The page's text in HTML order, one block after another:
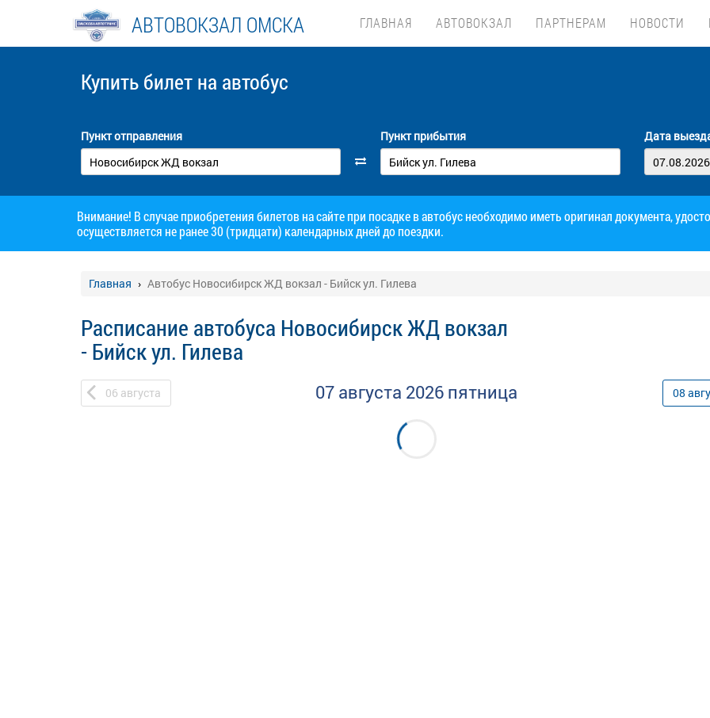
АВТОВОКЗАЛ ОМСКА ГЛАВНАЯ АВТОВОКЗАЛ ПАРТНЕРАМ НОВОСТИ
Купить билет на автобус
Пункт отправления Пункт прибытия Дата
Внимание! В случае приобретения билетов на сайте при посадке в автобус необходимо иметь оригинал документа,
осуществляется не ранее 30 (тридцати) календарных дней до поездки.
Главная Автобус Новосибирск ЖД вокзал - Бийск ул. Гилева
Расписание автобуса Новосибирск ЖД вокзал
- Бийск ул. Гилева
06 августа 07 августа 2026 пятница 08